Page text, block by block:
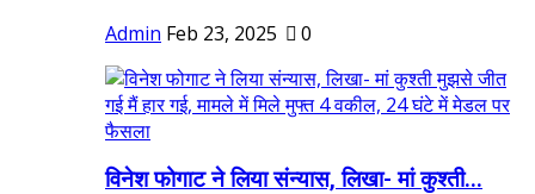
Admin Feb 23, 2025 0
विनेश फोगाट ने लिया संन्यास, लिखा- मां कुश्ती...